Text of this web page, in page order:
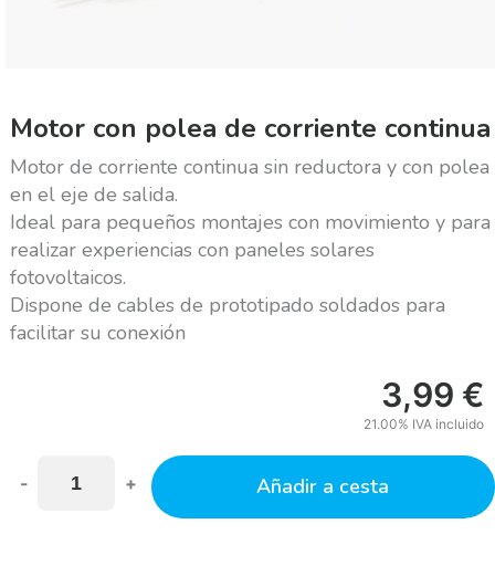
Motor con polea de corriente continua
Motor de corriente continua sin reductora y con polea
en el eje de salida.
Ideal para pequeños montajes con movimiento y para
realizar experiencias con paneles solares
fotovoltaicos.
Dispone de cables de prototipado soldados para
facilitar su conexión
3,99 €
21.00% IVA incluido
- + Añadir a cesta